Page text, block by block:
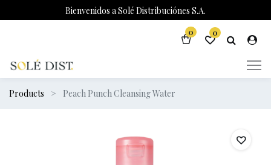
Bienvenidos a Solé Distribuciónes S.A.
0 0
Products Peach Punch Cleansing Water